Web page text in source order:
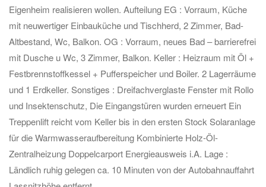
Eigenheim realisieren wollen. Aufteilung EG : Vorraum, Küche
mit neuwertiger Einbauküche und Tischherd, 2 Zimmer, Bad-
Altbestand, Wc, Balkon. OG : Vorraum, neues Bad – barrierefrei
mit Dusche u Wc, 3 Zimmer, Balkon. Keller : Heizraum mit Öl +
Festbrennstoffkessel + Pufferspeicher und Boiler. 2 Lagerräume
und 1 Erdkeller. Sonstiges : Dreifachverglaste Fenster mit Rollo
und Insektenschutz, Die Eingangstüren wurden erneuert Ein
Treppenlift reicht vom Keller bis in den ersten Stock Solaranlage
für die Warmwasseraufbereitung Kombinierte Holz-Öl-
Zentralheizung Doppelcarport Energieausweis i.A. Lage :
Ländlich ruhig gelegen ca. 10 Minuten von der Autobahnauffahrt